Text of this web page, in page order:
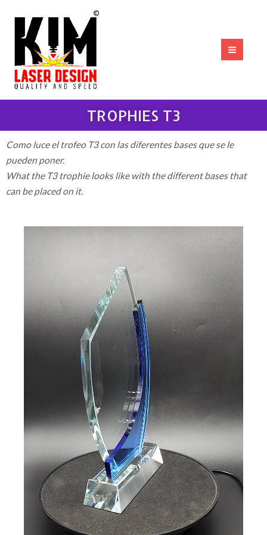
contenido
TROPHIES T3
Como luce el trofeo T3 con las diferentes bases que se le
pueden poner.
What theT3 trophielookslike with the differentbases that
can be placedon it.